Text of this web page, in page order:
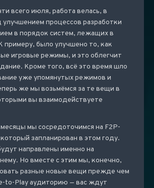
всего июля, работа велась, в
улучшением процессов разработки
в порядок систем, лежащих в
примеру, было улучшено то, как
игровые режимы, и это облегчит
Кроме того, всё это время шло
уже упомянутых режимов и
же мы возьмёмся за те вещи в
вы взаимодействуете
мы сосредоточимся на F2P-
запланирован в этом году.
направлены именно на
Но вместе с этим мы, конечно,
разные новые вещи прежде чем
to-Play аудиторию — вас ждут